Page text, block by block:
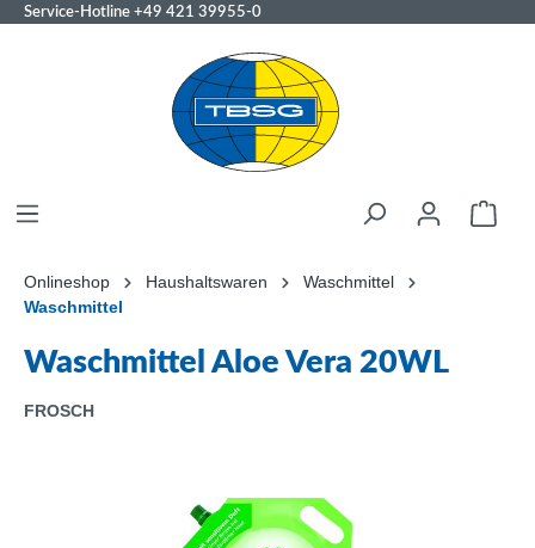
Service-Hotline +49 421 39955-0
Onlineshop Haushaltswaren
Waschmittel
Waschmittel
Waschmittel Aloe Vera 20WL
FROSCH